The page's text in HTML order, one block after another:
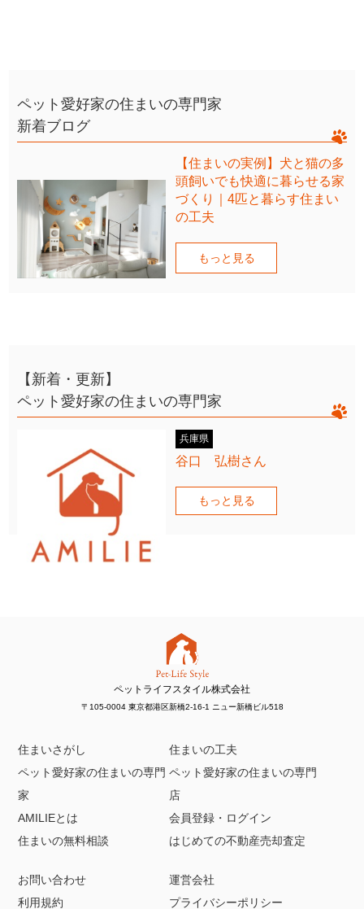
ペット愛好家の住まいの専門家
新着ブログ
【住まいの実例】犬と猫の多
頭飼いでも快適に暮らせる家
づくり｜4匹と暮らす住まい
の工夫
もっと見る
【新着・更新】
ペット愛好家の住まいの専門家
兵庫県
谷口 弘樹さん
もっと見る
ペットライフスタイル株式会社
〒105-0004 東京都港区新橋2-16-1 ニュー新橋ビル518
住まいさがし
住まいの工夫
ペット愛好家の住まいの専門
家
ペット愛好家の住まいの専門
店
AMILIEとは
会員登録・ログイン
住まいの無料相談
はじめての不動産売却査定
お問い合わせ
運営会社
利用規約
プライバシーポリシー